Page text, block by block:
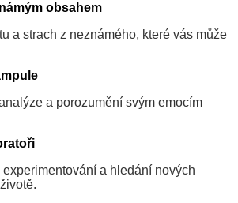
obsahem
a strach z neznámého, které vás může
a porozumění svým emocím
a hledání nových